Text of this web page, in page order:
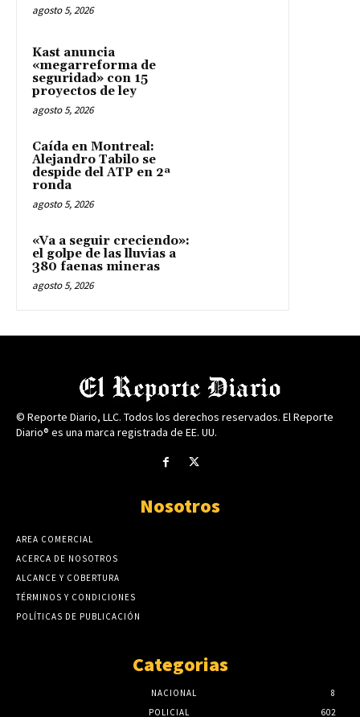
agosto 5, 2026
Kast anuncia
«megarreforma de
seguridad» con 15
proyectos de ley
agosto 5, 2026
Caída en Montreal:
Alejandro Tabilo se
despide del ATP en 2ª
ronda
agosto 5, 2026
«Va a seguir creciendo»:
el golpe de las lluvias a
380 faenas mineras
agosto 5, 2026
© Reporte Diario, LLC. Todos los derechos reservados. El Reporte
Diario® es una marca registrada de EE. UU.
Nosotros
AREA COMERCIAL
ACERCA DE NOSOTROS
ALCANCE Y COBERTURA
TÉRMINOS Y CONDICIONES
POLÍTICAS DE PUBLICACIÓN
Categorias
NACIONAL
8
POLICIAL
602